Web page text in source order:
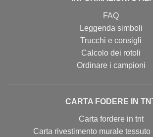
FAQ
Leggenda simboli
Trucchi e consigli
Calcolo dei rotoli
Ordinare i campioni
CARTA FODERE IN
Carta fordere in tnt
Carta rivestimento murale tessuto